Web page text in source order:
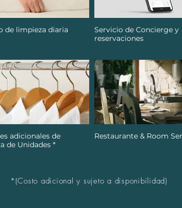
de limpieza diaria
Servicio de Concierge y
reservaciones
adicionales de
de Unidades *
Restaurante & Room
* (Costo adicional y sujeto a disponibilidad)